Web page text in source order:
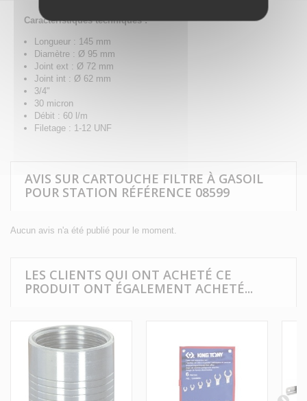
Caractéristiques techniques :
Longueur : 145 mm
Diamètre : Ø 95 mm
Joint ext : Ø 72 mm
Joint int : Ø 62 mm
3/4"
30 micron
Débit : 60 l/m
Filetage : 1-12 UNF
AVIS SUR CARTOUCHE FILTRE À GASOIL
POUR STATION RÉFÉRENCE 08599
Aucun avis n'a été publié pour le moment.
LES CLIENTS QUI ONT ACHETÉ CE
PRODUIT ONT ÉGALEMENT ACHETÉ...